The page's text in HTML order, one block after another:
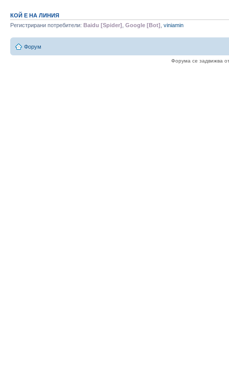
КОЙ Е НА ЛИНИЯ
Регистрирани потребители: Baidu [Spider] Google [Bot] viniamin
Форум
Форума се задвижва